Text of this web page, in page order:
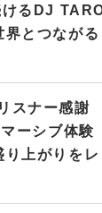
けるDJ
界とつながる
スナー感謝
ーシブ体験
上がりをレ